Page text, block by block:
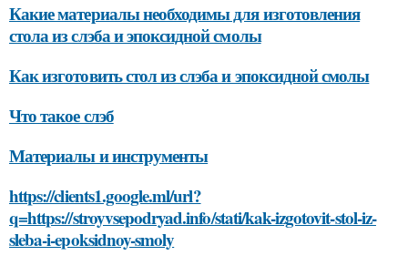
Какие материалы необходимы для изготовления
стола из слэба и эпоксидной смолы
Как изготовить стол из слэба и эпоксидной смолы
Что такое слэб
Материалы и инструменты
https://clients1.google.ml/url?
q=https://stroyvsepodryad.info/stati/kak-izgotovit-stol-iz-
sleba-i-epoksidnoy-smoly